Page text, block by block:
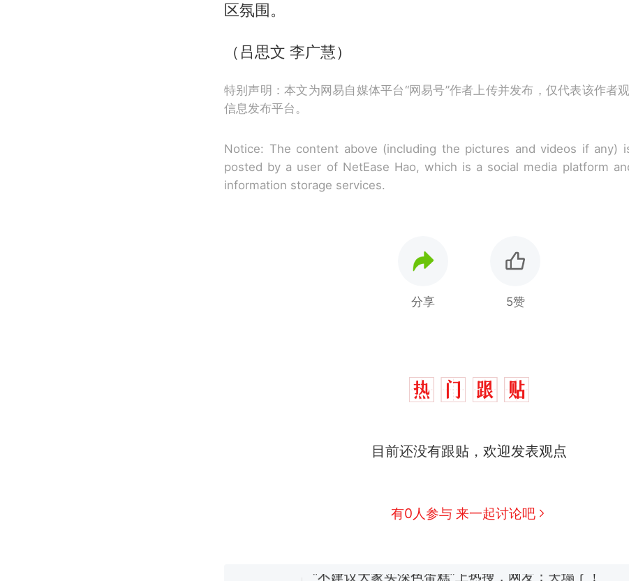
区氛围。
（吕思文 李广慧）
特别声明：本文为网易自媒体平台“网易号”作者上传并发布，仅代表该作者
信息发布平台。
Notice: The content above (including the pictures and videos if any)
posted by a user of NetEase Hao, which is a social media platform
information storage services.
分享 5赞
目前还没有跟贴，欢迎发表观点
有0人参与 来一起讨论吧
那个在床头放菜刀的女孩，因老师一句“跟我回家”
佛山一中学招聘物理教师，笔试前13名均遭淘汰？教